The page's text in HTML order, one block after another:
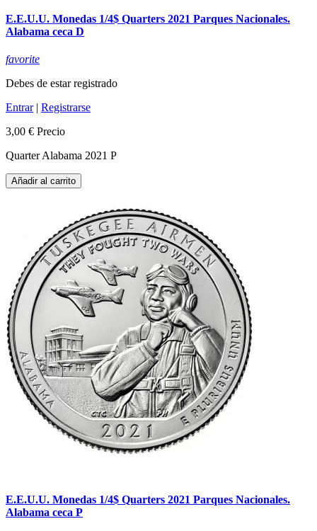
E.E.U.U. Monedas 1/4$ Quarters 2021 Parques Nacionales.
Alabama ceca D
favorite
Debes de estar registrado
Entrar| Registrarse
3,00 € Precio
Quarter Alabama 2021 P
Añadir al carrito
E.E.U.U. Monedas 1/4$ Quarters 2021 Parques Nacionales.
Alabama ceca P